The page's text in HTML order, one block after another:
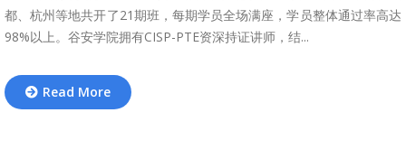
都、杭州等地共开了21期班，每期学员全场满座，学员整体通过率高达
98%以上。谷安学院拥有CISP-PTE资深持证讲师，结...
Read More